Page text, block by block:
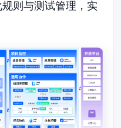
则与测试管理，实